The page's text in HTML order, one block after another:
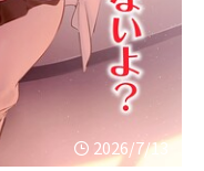
2026/7/13